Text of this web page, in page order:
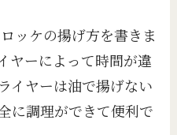
ッケの揚げ方を書きま
ヤーによって時間が違
イヤーは油で揚げない
に調理ができて便利で